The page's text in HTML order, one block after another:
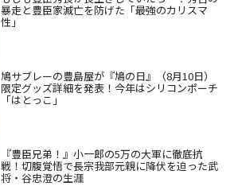
暴走と豊臣家滅亡を防げた「最強のカリスマ
性」
鳩サブレーの豊島屋が『鳩の日』（8月10日）
限定グッズ詳細を発表！今年はシリコンポーチ
「はとっこ」
『豊臣兄弟！』小一郎の5万の大軍に徹底抗
戦！切腹覚悟で長宗我部元親に降伏を迫った武
将・谷忠澄の生涯